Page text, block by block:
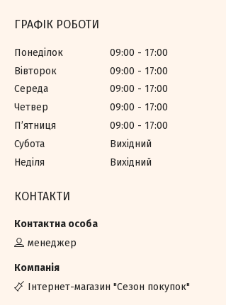
ГРАФІК РОБОТИ
Понеділок 09:00
17:00
Вівторок
09:00
17:00
Середа
09:00
17:00
Четвер
09:00
17:00
Пʼятниця
09:00
17:00
Субота
Вихідний
Неділя
Вихідний
КОНТАКТИ
менеджер
Iнтернет-магазин "Сезон покупок"